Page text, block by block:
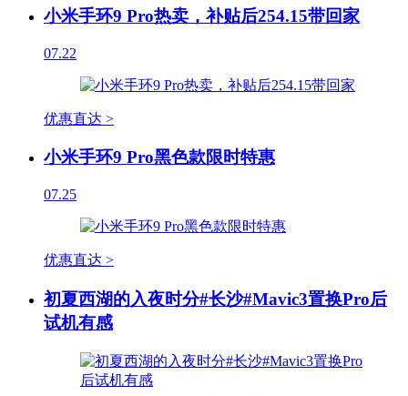
小米手环9 Pro热卖，补贴后254.15带回家
07.22
优惠直达 >
小米手环9 Pro黑色款限时特惠
07.25
优惠直达 >
初夏西湖的入夜时分#长沙#Mavic3置换Pro后
试机有感